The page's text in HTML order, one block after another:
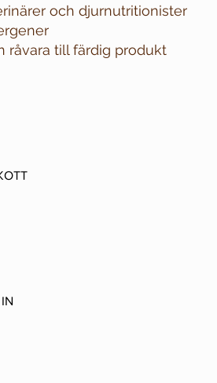
och djurnutritionister
råvara till färdig produkt